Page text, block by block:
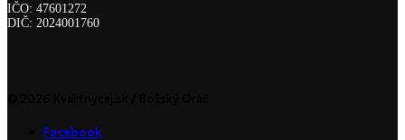
IČO: 47601272
DIČ: 2024001760
Facebook